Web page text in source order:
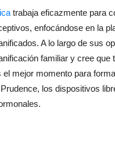
trabaja eficazmente para
enfocándose en la
A lo largo de sus
familiar y cree
el mejor momento para
los dispositivos